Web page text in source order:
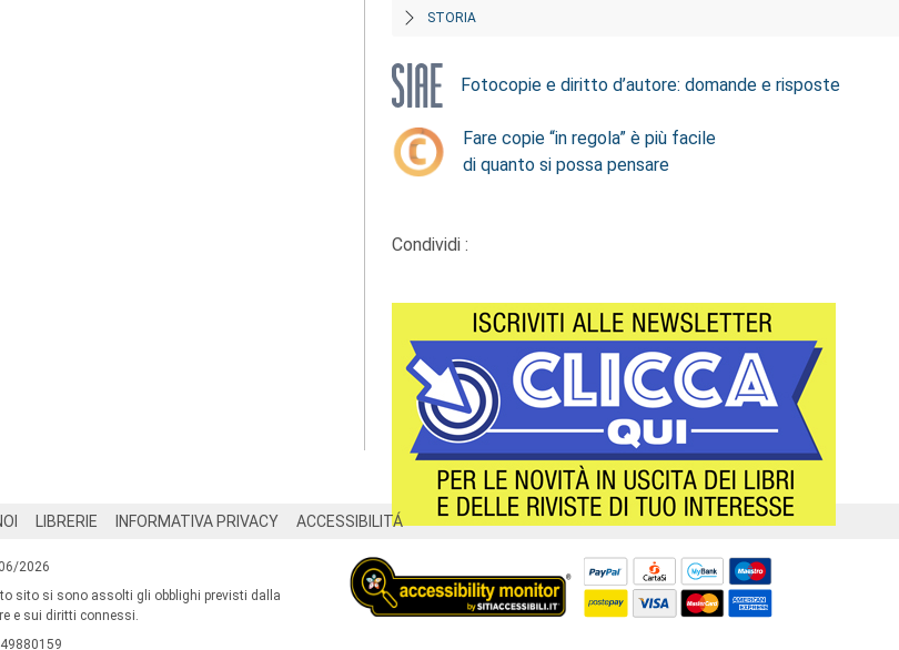
STORIA
Fotocopie e diritto d’autore: domande e risposte
Fare copie “in regola” è più facile
di quanto si possa pensare
Condividi :
LIBRERIE INFORMATIVA PRIVACY ACCESSIBILITÁ
2026
sito si sono assolti gli obblighi previsti dalla
e sui diritti connessi.